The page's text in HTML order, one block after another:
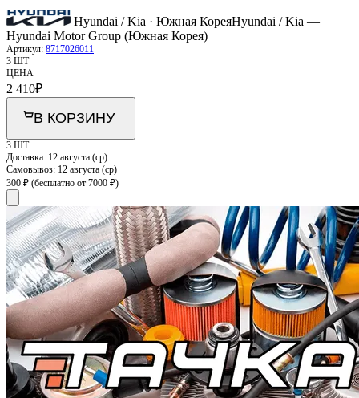
Hyundai / Kia · Южная КореяHyundai / Kia —
Hyundai Motor Group (Южная Корея)
Артикул: 8717026011
3 ШТ
ЦЕНА
2 410₽
В КОРЗИНУ
3 ШТ
Доставка: 12 августа (ср)
Самовывоз: 12 августа (ср)
300 ₽ (бесплатно от 7000 ₽)